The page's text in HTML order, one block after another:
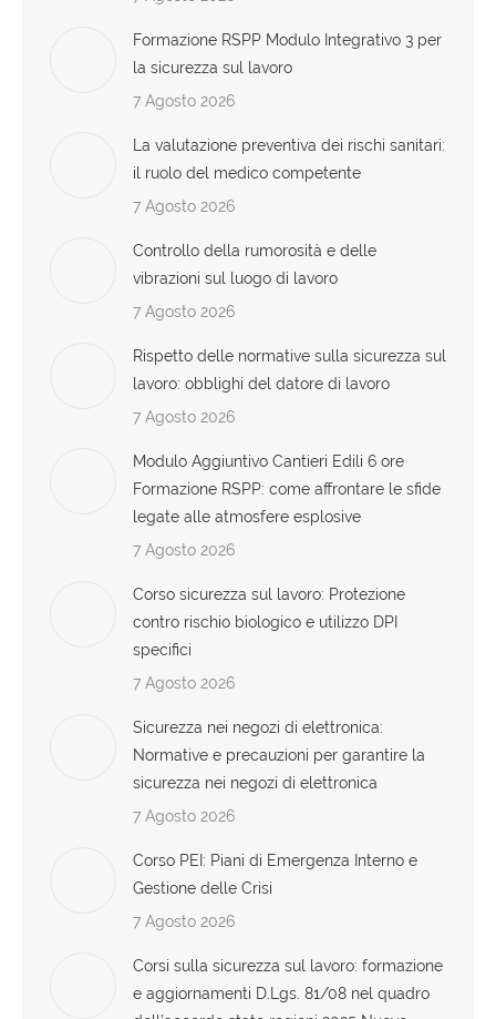
Formazione RSPP Modulo Integrativo 3 per
la sicurezza sul lavoro
7 Agosto 2026
La valutazione preventiva dei rischi sanitari:
il ruolo del medico competente
7 Agosto 2026
Controllo della rumorosità e delle
vibrazioni sul luogo di lavoro
7 Agosto 2026
Rispetto delle normative sulla sicurezza sul
lavoro: obblighi del datore di lavoro
7 Agosto 2026
Modulo Aggiuntivo Cantieri Edili 6 ore
Formazione RSPP: come affrontare le sfide
legate alle atmosfere esplosive
7 Agosto 2026
Corso sicurezza sul lavoro: Protezione
contro rischio biologico e utilizzo DPI
specifici
7 Agosto 2026
Sicurezza nei negozi di elettronica:
Normative e precauzioni per garantire la
sicurezza nei negozi di elettronica
7 Agosto 2026
Corso PEI: Piani di Emergenza Interno e
Gestione delle Crisi
7 Agosto 2026
Corsi sulla sicurezza sul lavoro: formazione
e aggiornamenti D.Lgs. 81/08 nel quadro